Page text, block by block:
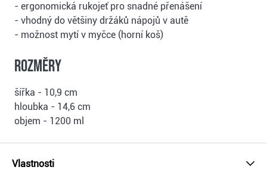
- ergonomická rukojeť pro snadné přenášení
- vhodný do většiny držáků nápojů v autě
- možnost mytí v myčce (horní koš)
Rozměry
šířka - 10,9 cm
hloubka - 14,6 cm
objem - 1200 ml
Vlastnosti